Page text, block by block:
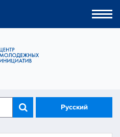
Русский